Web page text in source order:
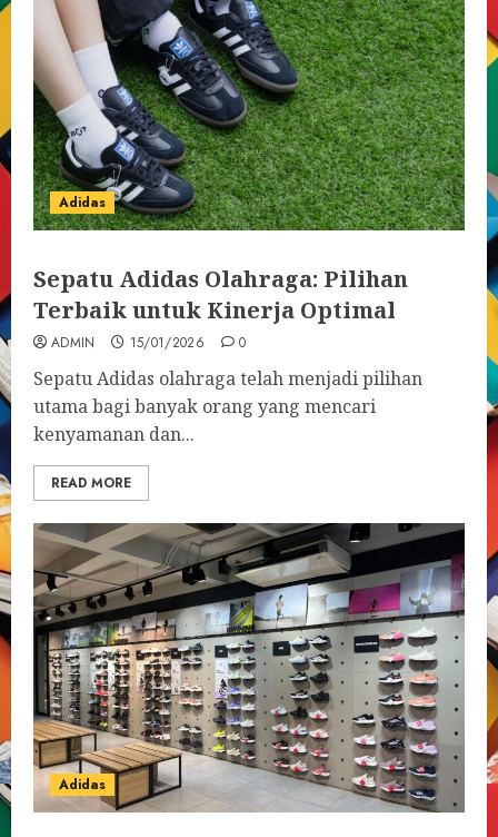
Adidas
Sepatu Adidas Olahraga: Pilihan
Terbaik untuk Kinerja Optimal
ADMIN 15/01/2026 0
Sepatu Adidas olahraga telah menjadi pilihan
utama bagi banyak orang yang mencari
kenyamanan dan...
READ MORE
Adidas